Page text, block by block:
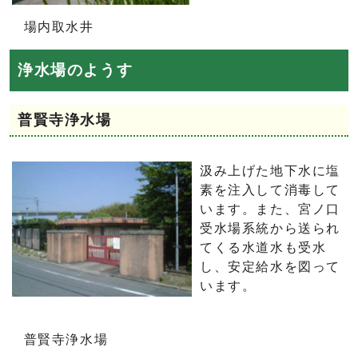
場内取水井
浄水場のようす
普賢寺浄水場
汲み上げた地下水に塩
素を注入して消毒して
います。また、宮ノ口
受水場系統から送られ
てくる水道水も受水
し、安定給水を図って
います。
普賢寺浄水場